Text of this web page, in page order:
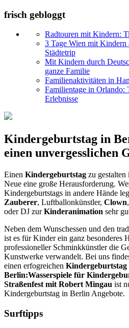
frisch gebloggt
Radtouren mit Kindern:
3 Tage Wien mit
Städtetrip
Mit Kindern durch
ganze Familie
Familienaktivitäten in
Familientage in Orlando:
Erlebnisse
Kindergeburtstag in
einen unvergesslichen
Einen Kindergeburtstag zu gestalten
Neue eine große Herausforderung.
Kindergeburtstags in andere Hände
Zauberer, Luftballonkünstler, Clown
oder DJ zurKinderanimation sehr
Neben dem Wunschessen und den
ist es für Kinder ein ganz besonderes
professioneller Schminkkünstler die
Kunstwerke verwandelt. Bei uns
einen erfogreichen
Berlin:Wasserspiele für
Straßenfest mit Robert Mingau ist
Kindergeburtstag in Berlin Angebote.
Surftipps